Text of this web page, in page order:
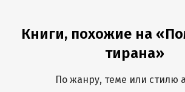
Книги, похожие на
тирана»
По жанру, теме или стилю